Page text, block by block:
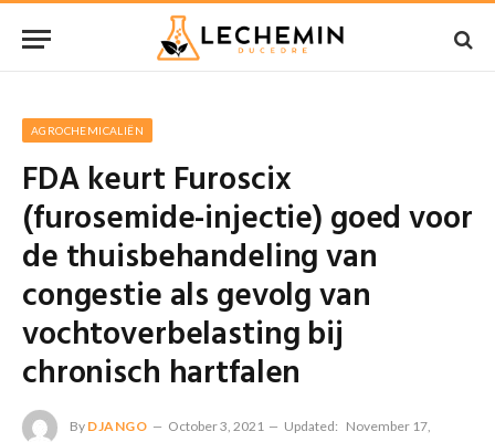
AGROCHEMICALIËN
FDA keurt Furoscix
(furosemide-injectie) goed voor
de thuisbehandeling van
congestie als gevolg van
vochtoverbelasting bij
chronisch hartfalen
By DJANGO October 3, 2021 Updated: November 17,